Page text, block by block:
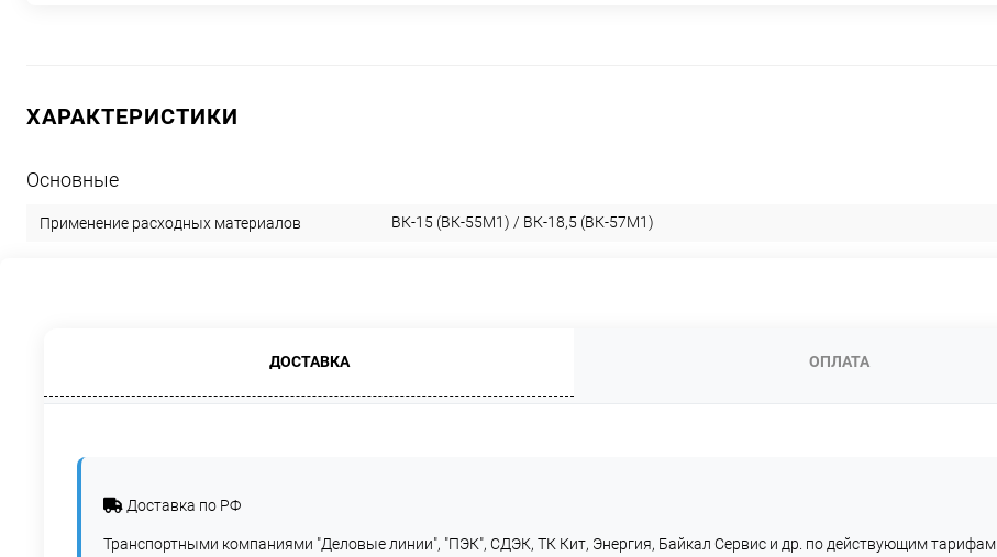
ХАРАКТЕРИСТИКИ
Основные
Применение расходных материалов ВК-15 (ВК-55М1) / ВК-18,5 (ВК-57М1)
ДОСТАВКА ОПЛАТА
Доставка по РФ
Транспортными компаниями "Деловые линии", "ПЭК", СДЭК, ТК Кит, Энергия, Байкал Сервис и др. по действующим тарифам.